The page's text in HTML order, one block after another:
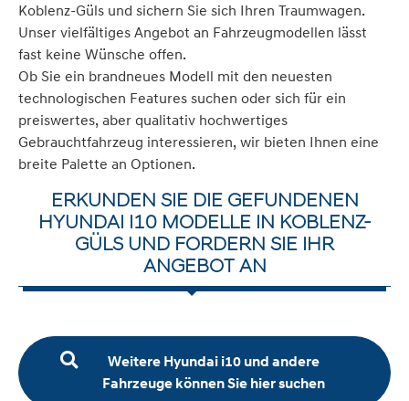
Koblenz-Güls und sichern Sie sich Ihren Traumwagen.
Unser vielfältiges Angebot an Fahrzeugmodellen lässt
fast keine Wünsche offen.
Ob Sie ein brandneues Modell mit den neuesten
technologischen Features suchen oder sich für ein
preiswertes, aber qualitativ hochwertiges
Gebrauchtfahrzeug interessieren, wir bieten Ihnen eine
breite Palette an Optionen.
ERKUNDEN SIE DIE GEFUNDENEN
HYUNDAI I10 MODELLE IN KOBLENZ-
GÜLS UND FORDERN SIE IHR
ANGEBOT AN
Weitere Hyundai i10 und andere
Fahrzeuge können Sie hier suchen